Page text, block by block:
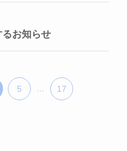
お知らせ
5 ... 17